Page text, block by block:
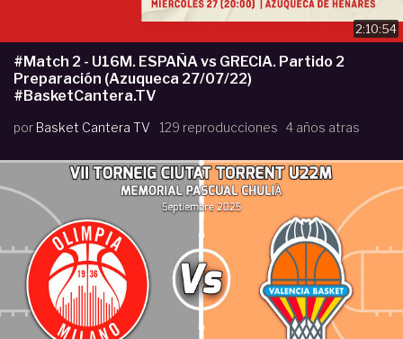
2:10:54
#Match 2 - U16M. ESPAÑA vs GRECIA. Partido 2
Preparación (Azuqueca 27/07/22)
#BasketCantera.TV
por Basket Cantera TV 129 reproducciones 4 años atras